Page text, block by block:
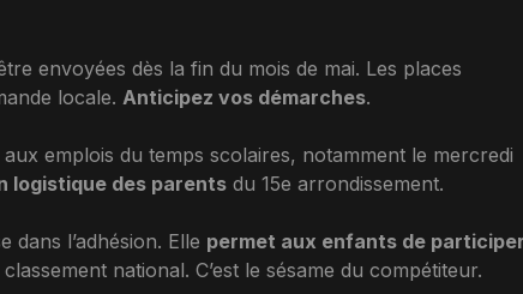
envoyées dès la fin du mois de mai. Les places
locale. Anticipez vos démarches.
emplois du temps scolaires, notamment le mercredi
logistique des parents du 15e arrondissement.
dans l’adhésion. Elle permet aux enfants de participer
national. C’est le sésame du compétiteur.